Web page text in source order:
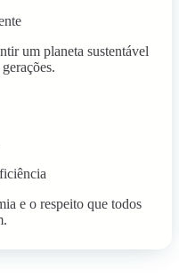
um planeta sustentável
e o respeito que todos